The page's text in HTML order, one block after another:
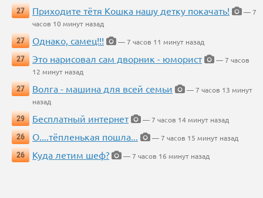
27
Приходите тётя Кошка нашу детку покачать!
— 7
часов 10 минут назад
27
Однако, самец!!!
— 7 часов 11 минут назад
27
Это нарисовал сам дворник - юморист
— 7 часов
12 минут назад
27
Волга - машина для всей семьи
— 7 часов 13 минут
назад
29
Бесплатный интернет
— 7 часов 14 минут назад
26
О....тёпленькая пошла...
— 7 часов 15 минут назад
26
Куда летим шеф? — 7 часов 16 минут назад